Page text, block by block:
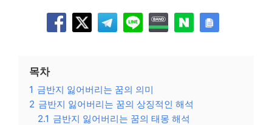
목차
1 금반지 잃어버리는 꿈의 의미
2 금반지 잃어버리는 꿈의 상징적인 해석
2.1 금반지 잃어버리는 꿈의 태몽 해석